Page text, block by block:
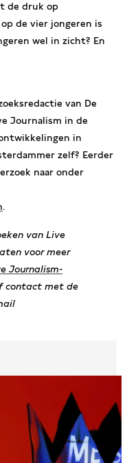
de druk op
de vier jongeren is
wel in zicht? En
van De
Journalism in de
in
zelf? Eerder
naar onder
.
van Live
voor meer
Journalism-
contact met de